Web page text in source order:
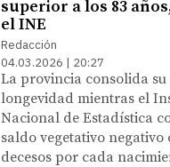
superior a los 83
el INE
Redacción
04.03.2026 | 20:27
La provincia consolida su
longevidad mientras el
Nacional de Estadística
saldo vegetativo negativo
decesos por cada